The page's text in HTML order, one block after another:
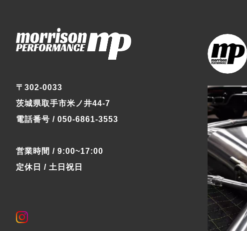
〒302-0033
茨城県取手市米ノ井44-7
電話番号 / 050-6861-3553
営業時間 / 9:00~17:00
定休日 / 土日祝日